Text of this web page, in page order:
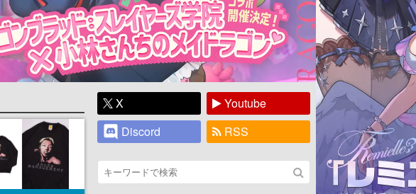
X
Youtube
Discord
RSS